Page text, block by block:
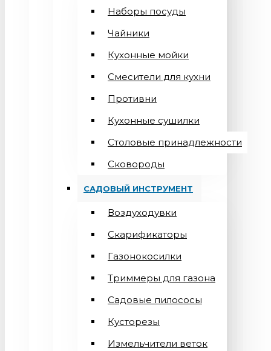
Наборы посуды
Чайники
Кухонные мойки
Смесители для кухни
Противни
Кухонные сушилки
Столовые принадлежности
Сковороды
САДОВЫЙ ИНСТРУМЕНТ
Воздуходувки
Скарификаторы
Газонокосилки
Триммеры для газона
Садовые пилососы
Кусторезы
Измельчители веток